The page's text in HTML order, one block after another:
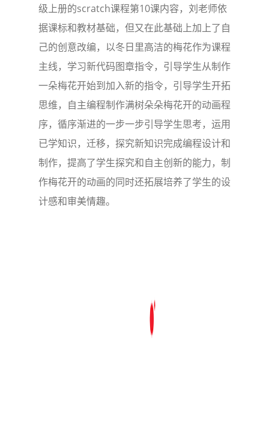
级上册的scratch课程第10课内容，刘老师依
据课标和教材基础，但又在此基础上加上了自
己的创意改编，以冬日里高洁的梅花作为课程
主线，学习新代码图章指令，引导学生从制作
一朵梅花开始到加入新的指令，引导学生开拓
思维，自主编程制作满树朵朵梅花开的动画程
序，循序渐进的一步一步引导学生思考，运用
已学知识，迁移，探究新知识完成编程设计和
制作，提高了学生探究和自主创新的能力，制
作梅花开的动画的同时还拓展培养了学生的设
计感和审美情趣。